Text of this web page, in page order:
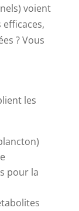
voient
? Vous
les
pour la